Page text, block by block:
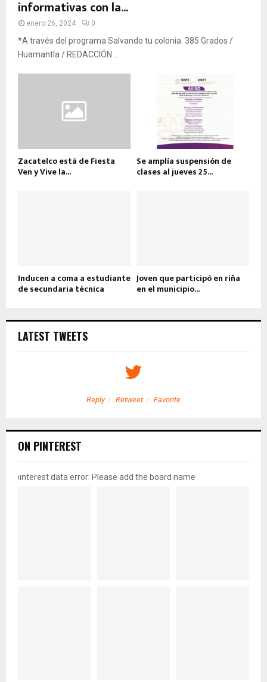
informativas con la...
enero 26, 2024 0
*A través del programa Salvando tu colonia. 385 Grados /
Huamantla / REDACCIÓN...
Zacatelco está de Fiesta
Ven y Vive la...
Se amplía suspensión de
clases al jueves 25...
Inducen a coma a estudiante
de secundaria técnica
Joven que participó en riña
en el municipio...
LATEST TWEETS
Reply Retweet Favorite
ON PINTEREST
pinterest data error: Please add the board name